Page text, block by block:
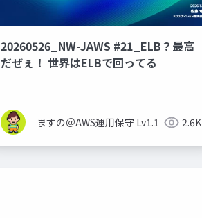
20260526_NW-JAWS #21_ELB？最高
だぜぇ！ 世界はELBで回ってる
ますの＠AWS運用保守 Lv1.1 2.6K